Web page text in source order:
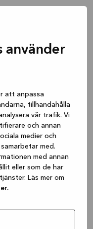
använder
att anpassa
tillhandahålla
vår trafik. Vi
och annan
medier och
med.
med annan
eller som de har
Läs mer om
console for more